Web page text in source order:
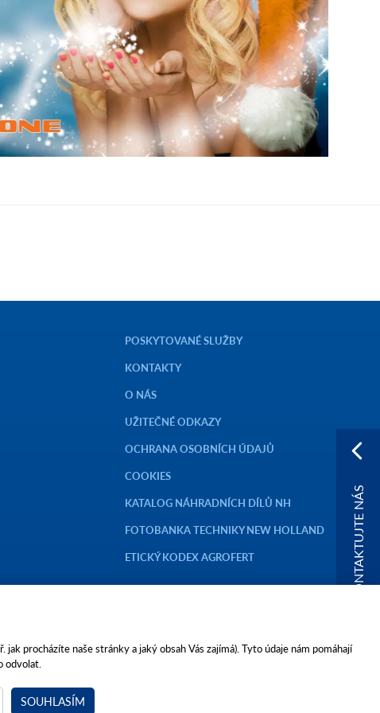
POSKYTOVANÉ SLUŽBY
KONTAKTY
O NÁS
UŽITEČNÉ ODKAZY
OCHRANA OSOBNÍCH ÚDAJŮ
COOKIES
KATALOG NÁHRADNÍCH DÍLŮ NH
FOTOBANKA TECHNIKY NEW HOLLAND
ETICKÝ KODEX AGROFERT
a.s.,
KONTAKTUJTE NÁS
procházíte naše stránky a jaký obsah Vás zajímá). Tyto údaje nám pomáhají
odvolat.
SOUHLASÍM